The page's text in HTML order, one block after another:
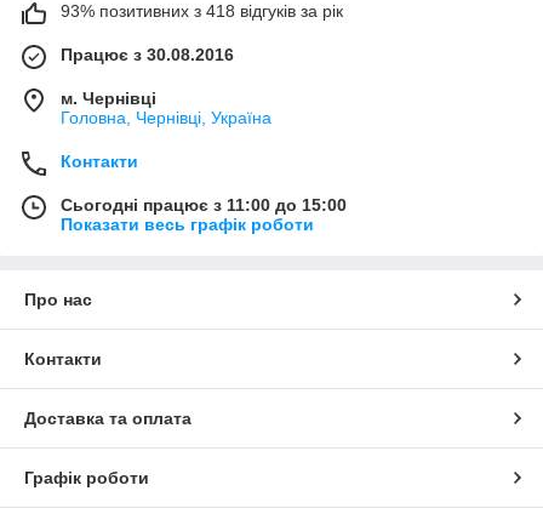
93% позитивних з 418 відгуків за рік
Працює з 30.08.2016
м. Чернівці
Головна, Чернівці, Україна
Контакти
Сьогодні працює з 11:00 до 15:00
Показати весь графік роботи
Про нас
Контакти
Доставка та оплата
Графік роботи